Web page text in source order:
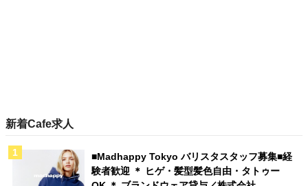
新着Cafe求人
■Madhappy Tokyo バリスタスタッフ募集■経
験者歓迎 ＊ ヒゲ・髪型髪色自由・タトゥー